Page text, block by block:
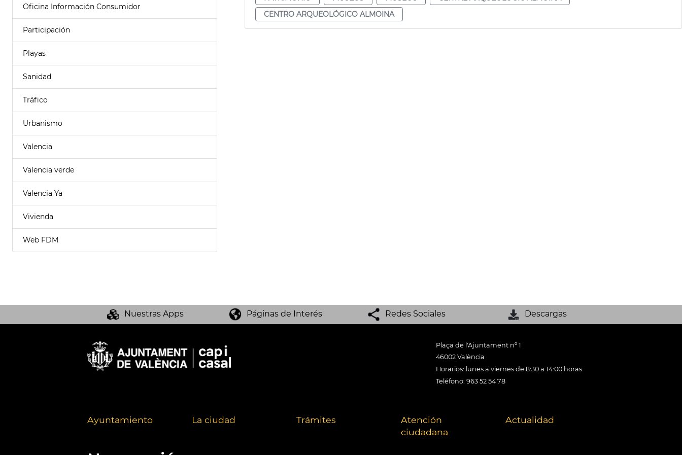
Oficina Información Consumidor
Participación
Playas
Sanidad
Tráfico
Urbanismo
Valencia
Valencia verde
Valencia Ya
Vivienda
Web FDM
CENTRO ARQUEOLÓGICO ALMOINA
Nuestras Apps Páginas de Interés Redes Sociales Descargas
Plaça de l'Ajuntament nº 1
46002 València
Horarios: lunes a viernes de 8:30 a 14:00 horas
Teléfono: 963 52 54 78
Ayuntamiento La ciudad Trámites
Atención
ciudadana
Actualidad